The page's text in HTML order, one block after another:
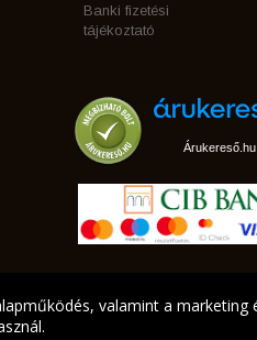
Banki fizetési
tájékoztató
Árukereső.hu
valamint a marketing